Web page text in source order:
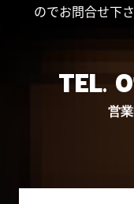
のでお問合せ下
TEL.
営